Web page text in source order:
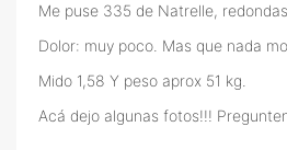
Me puse 335 de Natrelle,
Dolor: muy poco. Mas que nada
Mido 1,58 Y peso aprox 51 kg.
Acá dejo algunas fotos!!!